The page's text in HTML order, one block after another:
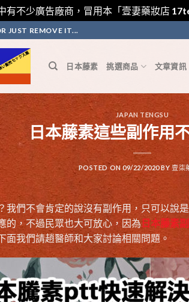
有不少廣告廠商，冒用本「壹妻藥妝店
JUST REMOVE IT...
日本藤素 挑選商品 文章資訊
JAPAN TENGSU
日本藤素這些副作用
POSTED ON09/22/2020BY壹柒
我們不會肯定的說沒有副作用，只可以說
的，不過民眾也大可放心，因為 日本藤素
面我們請趙醫師和大家討論相關問題。